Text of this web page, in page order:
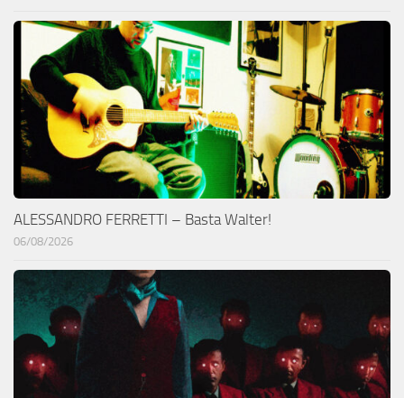
ALESSANDRO FERRETTI – Basta Walter!
06/08/2026